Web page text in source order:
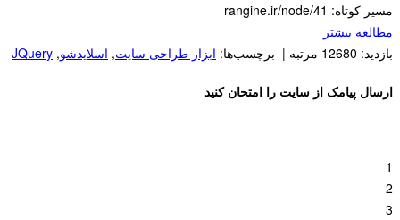
مسیر کوتاه: rangine.ir/node/41
مطالعه بیشتر
بازدید: 12680 مرتبه | برچسب‌ها:
ابزار طراحی سایت, اسلایدشو,
JQuery
ارسال پیامک از سایت را امتحان کنید
1
2
3